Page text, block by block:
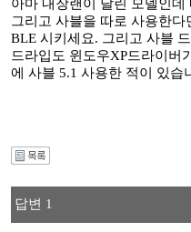
아마 내장랜이 달린 모델인
그리고 사블을 따로 사용한
BLE 시키세요. 그리고 사블
드라입도 윈도우XP드라이버
에 사블 5.1 사용한 적이 있습
답변 1